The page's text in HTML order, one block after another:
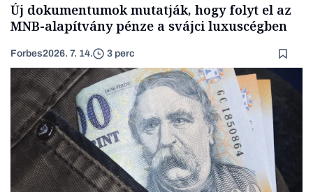
Új dokumentumok mutatják, hogy folyt el az
MNB-alapítvány pénze a svájci luxuscégben
Forbes2026. 7. 14. 3 perc